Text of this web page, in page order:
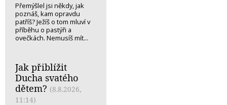
Přemýšlel jsi někdy, jak
poznáš, kam opravdu
patříš? Ježíš o tom mluví v
příběhu o pastýři a
ovečkách. Nemusíš mít...
Jak přiblížit
Ducha svatého
dětem? (8.8.2026,
11:14)